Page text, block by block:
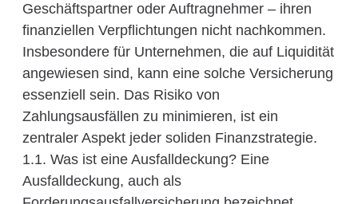
Geschäftspartner oder Auftragnehmer – ihren
finanziellen Verpflichtungen nicht nachkommen.
Insbesondere für Unternehmen, die auf Liquidität
angewiesen sind, kann eine solche Versicherung
essenziell sein. Das Risiko von
Zahlungsausfällen zu minimieren, ist ein
zentraler Aspekt jeder soliden Finanzstrategie.
1.1. Was ist eine Ausfalldeckung? Eine
Ausfalldeckung, auch als